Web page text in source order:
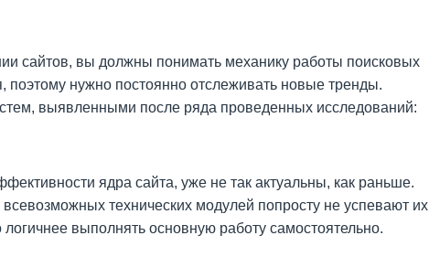
сайтов, вы должны понимать механику работы поисковых
поэтому нужно постоянно отслеживать новые тренды.
выявленными после ряда проведенных исследований:
ядра сайта, уже не так актуальны, как раньше.
технических модулей попросту не успевают их
выполнять основную работу самостоятельно.